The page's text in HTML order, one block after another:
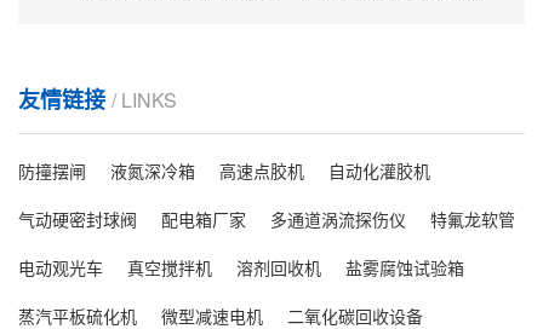
命。因此，如何选择一家技术实力强、产品性能稳定的
成屏幕不良，不少显示厂商采购设备时，常常分不清不
同厂家技术适配能力。当下国产点胶设备技术成熟，替
的源头设备厂商，结合各自技术特点与适用场景，方便
显示屏工厂选...
2026 选购指南：AR 眼镜点胶机哪家强？九大厂商横向拆解
2026 年 AI AR 眼镜量产浪潮全面来袭，波导镜片密封、
窄边框结构粘接、微型传感元件填充等工序门槛大幅提
友情链接 / LINKS
防撞摆闸 液氮深冷箱 高速点胶机
自动化灌胶机
气动硬密封球阀
配电箱厂家 多通道涡流探伤仪
特氟龙软管
电动观光车
真空搅拌机 溶剂回收机
盐雾腐蚀试验箱
蒸汽平板硫化机
微型减速电机
二氧化碳回收设备